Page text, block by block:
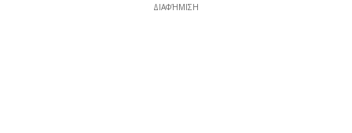
ΔΙΑΦΉΜΙΣΗ